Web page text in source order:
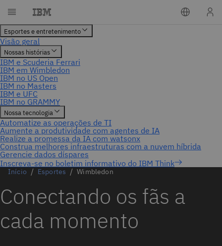
Inscreva-se no boletim informativo do IBM Think
Início Esportes Wimbledon
Conectando os fãs a
cada momento